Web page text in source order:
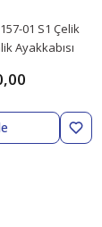
01 S1 Çelik
Ayakkabısı